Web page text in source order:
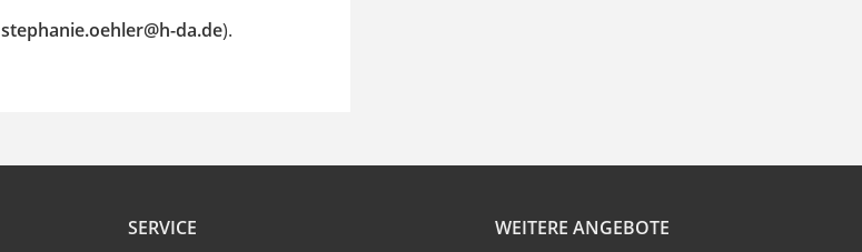
stephanie.oehler@h-da.de).
SERVICE
WEITERE ANGEBOTE